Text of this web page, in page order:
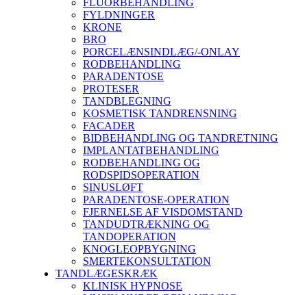
FLUORBEHANDLING
FYLDNINGER
KRONE
BRO
PORCELÆNSINDLÆG/-ONLAY
RODBEHANDLING
PARADENTOSE
PROTESER
TANDBLEGNING
KOSMETISK TANDRENSNING
FACADER
BIDBEHANDLING OG TANDRETNING
IMPLANTATBEHANDLING
RODBEHANDLING OG
RODSPIDSOPERATION
SINUSLØFT
PARADENTOSE-OPERATION
FJERNELSE AF VISDOMSTAND
TANDUDTRÆKNING OG
TANDOPERATION
KNOGLEOPBYGNING
SMERTEKONSULTATION
TANDLÆGESKRÆK
KLINISK HYPNOSE